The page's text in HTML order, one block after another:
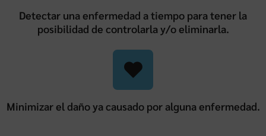
Detectar una enfermedad a tiempo para tener la
posibilidad de controlarla y/o eliminarla.
Minimizar el daño ya causado por alguna enfermedad.